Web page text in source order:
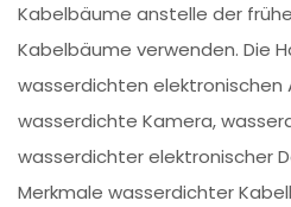
Kabelbäume anstelle der
Kabelbäume verwenden. Die
wasserdichten elektronischen
wasserdichte Kamera,
wasserdichter elektronischer
Merkmale wasserdichter